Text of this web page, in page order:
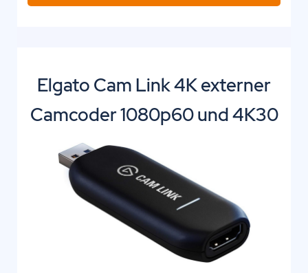
Elgato Cam Link 4K externer
Camcoder 1080p60 und 4K30